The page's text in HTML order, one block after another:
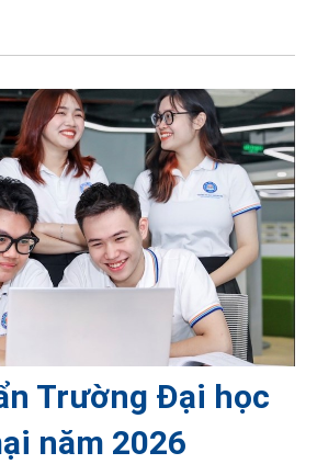
Trường Đại học
năm 2026